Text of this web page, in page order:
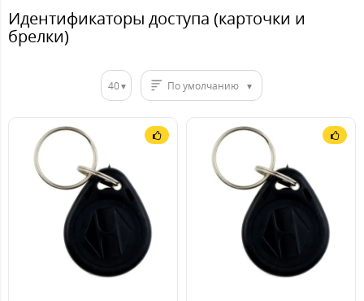
Идентификаторы доступа (карточки и
брелки)
40 По умолчанию